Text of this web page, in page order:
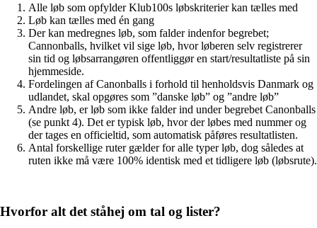
Alle løb som opfylder Klub100s løbskriterier kan tælles med
Løb kan tælles med én gang
Der kan medregnes løb, som falder indenfor begrebet;
Cannonballs, hvilket vil sige løb, hvor løberen selv registrerer
sin tid og løbsarrangøren offentliggør en start/resultatliste på sin
hjemmeside.
Fordelingen af Canonballs i forhold til henholdsvis Danmark og
udlandet, skal opgøres som ”danske løb” og ”andre løb”
Andre løb, er løb som ikke falder ind under begrebet Canonballs
(se punkt 4). Det er typisk løb, hvor der løbes med nummer og
der tages en officieltid, som automatisk påføres resultatlisten.
Antal forskellige ruter gælder for alle typer løb, dog således at
ruten ikke må være 100% identisk med et tidligere løb (løbsrute).
Hvorfor alt det ståhej om tal og lister?